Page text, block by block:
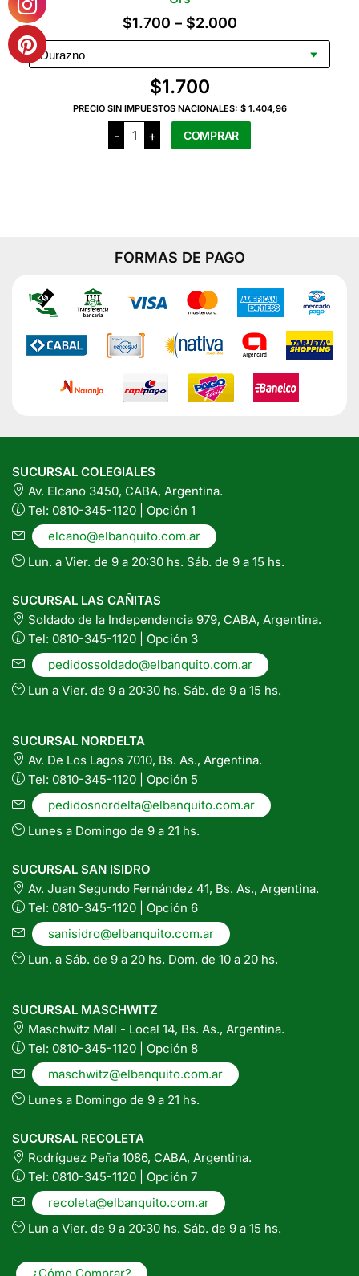
$1.700 – $2.000Rango
de
precios:
$1.700
hasta
$1.700
PRECIO SIN IMPUESTOS NACIONALES: $ 1.404,96
-
Felices
las
Vacas
+ COMPRAR
Las
se
pueden
elegir
la
página
producto
FORMAS DE PAGO
SUCURSAL COLEGIALES
Av. Elcano 3450, CABA, Argentina.
Tel: 0810-345-1120 | Opción 1
elcano@elbanquito.com.ar
Lun. a Vier. de 9 a 20:30 hs. Sáb. de 9 a 15 hs.
SUCURSAL LAS CAÑITAS
Soldado de la Independencia 979, CABA, Argentina.
Tel: 0810-345-1120 | Opción 3
pedidossoldado@elbanquito.com.ar
Lun a Vier. de 9 a 20:30 hs. Sáb. de 9 a 15 hs.
SUCURSAL NORDELTA
Av. De Los Lagos 7010, Bs. As., Argentina.
Tel: 0810-345-1120 | Opción 5
pedidosnordelta@elbanquito.com.ar
Lunes a Domingo de 9 a 21 hs.
SUCURSAL SAN ISIDRO
Av. Juan Segundo Fernández 41, Bs. As., Argentina.
Tel: 0810-345-1120 | Opción 6
sanisidro@elbanquito.com.ar
Lun. a Sáb. de 9 a 20 hs. Dom. de 10 a 20 hs.
SUCURSAL MASCHWITZ
Maschwitz Mall - Local 14, Bs. As., Argentina.
Tel: 0810-345-1120 | Opción 8
maschwitz@elbanquito.com.ar
Lunes a Domingo de 9 a 21 hs.
SUCURSAL RECOLETA
Rodríguez Peña 1086, CABA, Argentina.
Tel: 0810-345-1120 | Opción 7
recoleta@elbanquito.com.ar
Lun a Vier. de 9 a 20:30 hs. Sáb. de 9 a 15 hs.